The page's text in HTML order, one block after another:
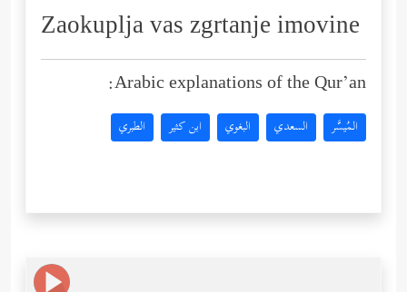
Zaokuplja vas zgrtanje imovine
Arabic explanations of the Qur’an:
المُيسَّر السعدي البغوي ابن كثير الطبري